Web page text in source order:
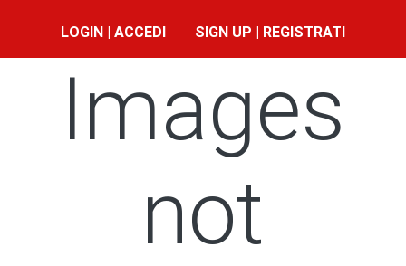
LOGIN | ACCEDI SIGN UP | REGISTRATI
Images
not